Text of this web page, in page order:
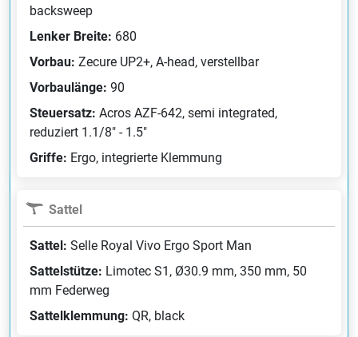
backsweep
Lenker Breite: 680
Vorbau: Zecure UP2+, A-head, verstellbar
Vorbaulänge: 90
Steuersatz: Acros AZF-642, semi integrated,
reduziert 1.1/8" - 1.5"
Griffe: Ergo, integrierte Klemmung
Sattel
Sattel: Selle Royal Vivo Ergo Sport Man
Sattelstütze: Limotec S1, Ø30.9 mm, 350 mm, 50
mm Federweg
Sattelklemmung: QR, black